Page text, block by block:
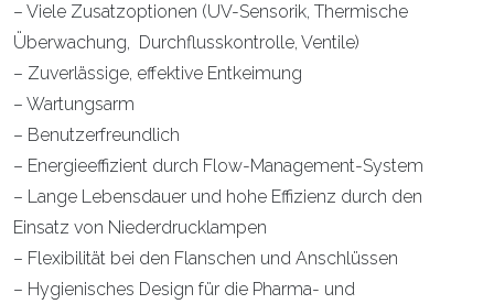
– Viele Zusatzoptionen (UV-Sensorik, Thermische
Überwachung, Durchflusskontrolle, Ventile)
– Zuverlässige, effektive Entkeimung
– Wartungsarm
– Benutzerfreundlich
– Energieeffizient durch Flow-Management-System
– Lange Lebensdauer und hohe Effizienz durch den
Einsatz von Niederdrucklampen
– Flexibilität bei den Flanschen und Anschlüssen
– Hygienisches Design für die Pharma- und